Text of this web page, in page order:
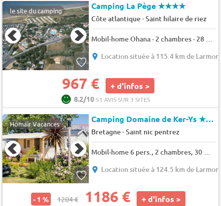
le site du camping Camping La Pège★★★★
Côte atlantique-Saint hilaire de riez
Mobil-home Ohana - 2 chambres - 28 m² 4 pers.
Location située à 115.4 km de Larmor
967 € + d'infos >
8.2/10 51 AVIS SUR 3 SITES
Homair Vacances Camping Domaine de Ker-Ys★★★★
Bretagne-Saint nic pentrez
Mobil-home 6 pers., 2 chambres, 30 m² - 32 m²
Location située à 124.5 km de Larmor
- 1 % 1204 € 1186 € + d'infos >